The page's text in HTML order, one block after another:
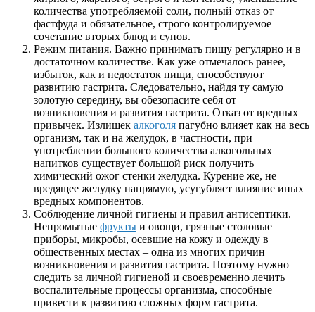
количества употребляемой соли, полный отказ от
фастфуда и обязательное, строго контролируемое
сочетание вторых блюд и супов.
Режим питания. Важно принимать пищу регулярно и в
достаточном количестве. Как уже отмечалось ранее,
избыток, как и недостаток пищи, способствуют
развитию гастрита. Следовательно, найдя ту самую
золотую середину, вы обезопасите себя от
возникновения и развития гастрита. Отказ от вредных
привычек. Излишек алкоголя пагубно влияет как на весь
организм, так и на желудок, в частности, при
употреблении большого количества алкогольных
напитков существует большой риск получить
химический ожог стенки желудка. Курение же, не
вредящее желудку напрямую, усугубляет влияние иных
вредных компонентов.
Соблюдение личной гигиены и правил антисептики.
Непромытые фрукты и овощи, грязные столовые
приборы, микробы, осевшие на кожу и одежду в
общественных местах – одна из многих причин
возникновения и развития гастрита. Поэтому нужно
следить за личной гигиеной и своевременно лечить
воспалительные процессы организма, способные
привести к развитию сложных форм гастрита.